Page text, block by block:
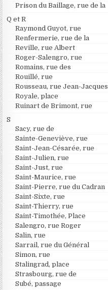
Prison du Baillage, rue de la
Q et R
Raymond Guyot, rue
Renfermerie, rue de la
Reville, rue Albert
Roger-Salengro, rue
Romains, rue des
Rouillé, rue
Rousseau, rue Jean-Jacques
Royale, place
Ruinart de Brimont, rue
S
Sacy, rue de
Sainte-Geneviève, rue
Saint-Jean-Césarée, rue
Saint-Julien, rue
Saint-Just, rue
Saint-Maurice, rue
Saint-Pierre, rue du Cadran
Saint-Sixte, rue
Saint-Thierry, rue
Saint-Timothée, Place
Salengro, rue Roger
Salin, rue
Sarrail, rue du Général
Simon, rue
Stalingrad, place
Strasbourg, rue de
Subé, passage